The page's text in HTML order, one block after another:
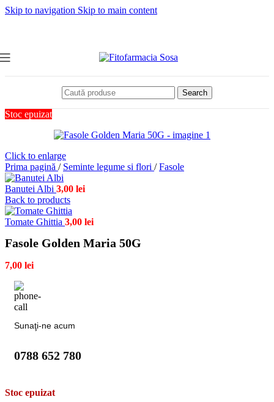
Skip to navigation Skip to main content
Search
Stoc epuizat
Click to enlarge
Prima pagină / Seminte legume si flori / Fasole
Banutei Albi 3,00 lei
Back to products
Tomate Ghittia 3,00 lei
Fasole Golden Maria 50G
7,00 lei
Sunaţi-ne acum
0788 652 780
Stoc epuizat